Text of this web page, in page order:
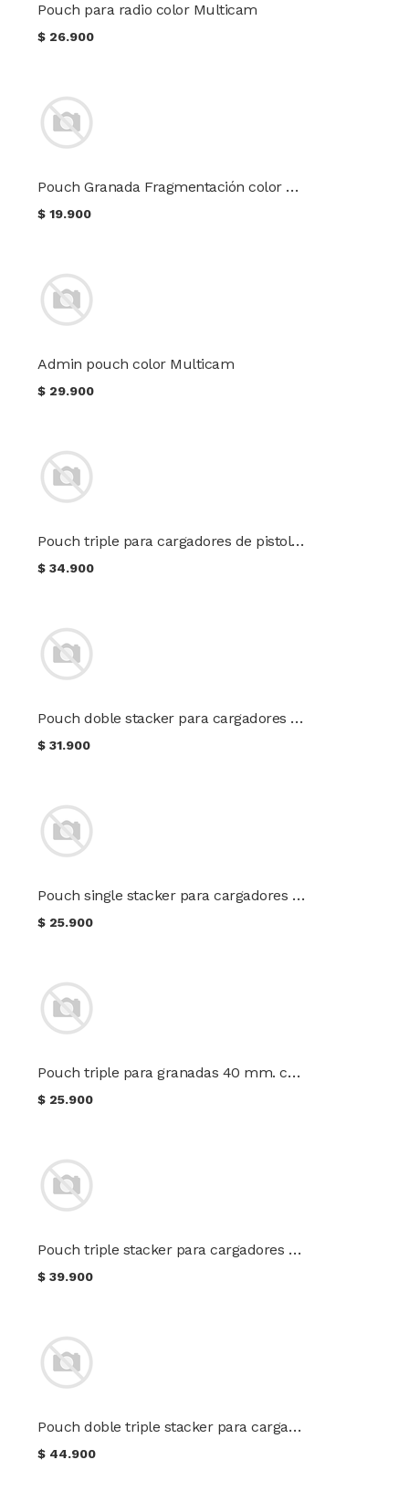
Pouch para radio color Multicam
$ 26.900
Pouch Granada Fragmentación color Multicam
$19.900
Admin pouch color Multicam
$ 29.900
Pouch triple para cargadores de pistola color Multicam
$34.900
Pouch doble stacker para cargadores Cal. 5.56 color Multicam
$31.900
Pouch single stacker para cargadores Cal. 5.56 color Multicam
$ 25.900
Pouch triple para granadas 40 mm. color Multicam
$ 25.900
Pouch triple stacker para cargadores Cal. 5.56 color Multicam
$39.900
Pouch doble triple stacker para cargadores Cal. 5.56 color Multicam
$ 44.900